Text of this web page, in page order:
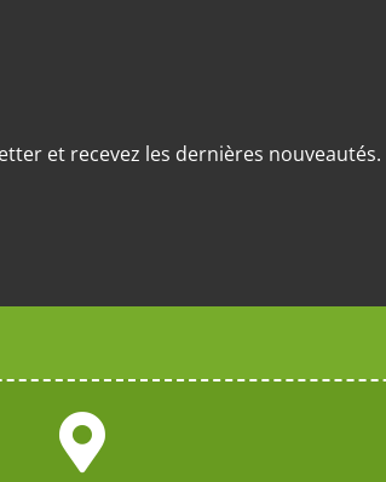
et recevez les dernières nouveautés.